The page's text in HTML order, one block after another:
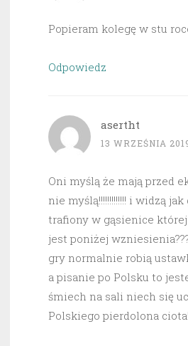
Popieram kolegę w stu
Odpowiedz
asertht
13 WRZEŚNIA
Oni myślą że mają przed
nie myślą!!!!!!!!!!!!! i widzą jak
trafiony w gąsienice której
jest poniżej
gry normalnie robią
a pisanie po Polsku to
śmiech na sali niech się
Polskiego pierdolona